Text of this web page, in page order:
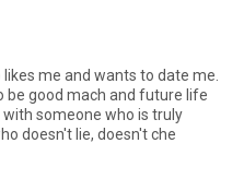
me and wants to date me.
and future life
someone who is truly
doesn't lie, doesn't che